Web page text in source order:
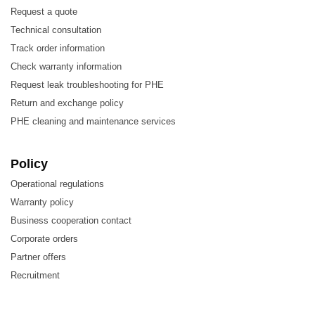
Đặc điểm của Sondex S37 SONDERLOCK/ S41
SONDERLOCK/ S43 SONDERLOCK Plate – Tấm
trao đổi nhiệt
Hiệu suất trao đổi nhiệt cao – chi phí vận hành thấp
Công suất tùy biến – diện tích truyền nhiệt có thể
được sửa đổi
Request a quote
Technical consultation
Track order information
Check warranty information
Request leak troubleshooting for PHE
Return and exchange policy
PHE cleaning and maintenance services
Policy
Operational regulations
Warranty policy
Business cooperation contact
Corporate orders
Partner offers
Recruitment